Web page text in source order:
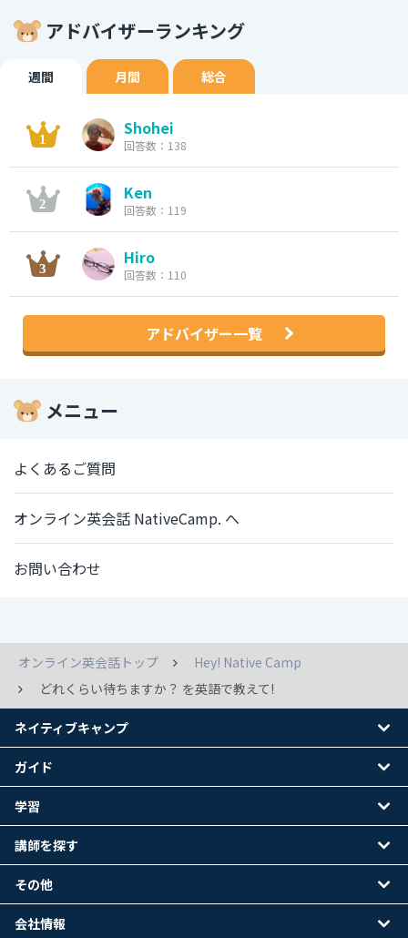
アドバイザーランキング
週間 月間 総合
Shohei
回答数：138
Ken
回答数：119
Hiro
回答数：110
アドバイザー一覧
メニュー
よくあるご質問
オンライン英会話 NativeCamp. へ
お問い合わせ
オンライン英会話トップ
Hey! Native Camp
どれくらい待ちますか？ を英語で教えて!
ネイティブキャンプ
ガイド
学習
講師を探す
その他
会社情報